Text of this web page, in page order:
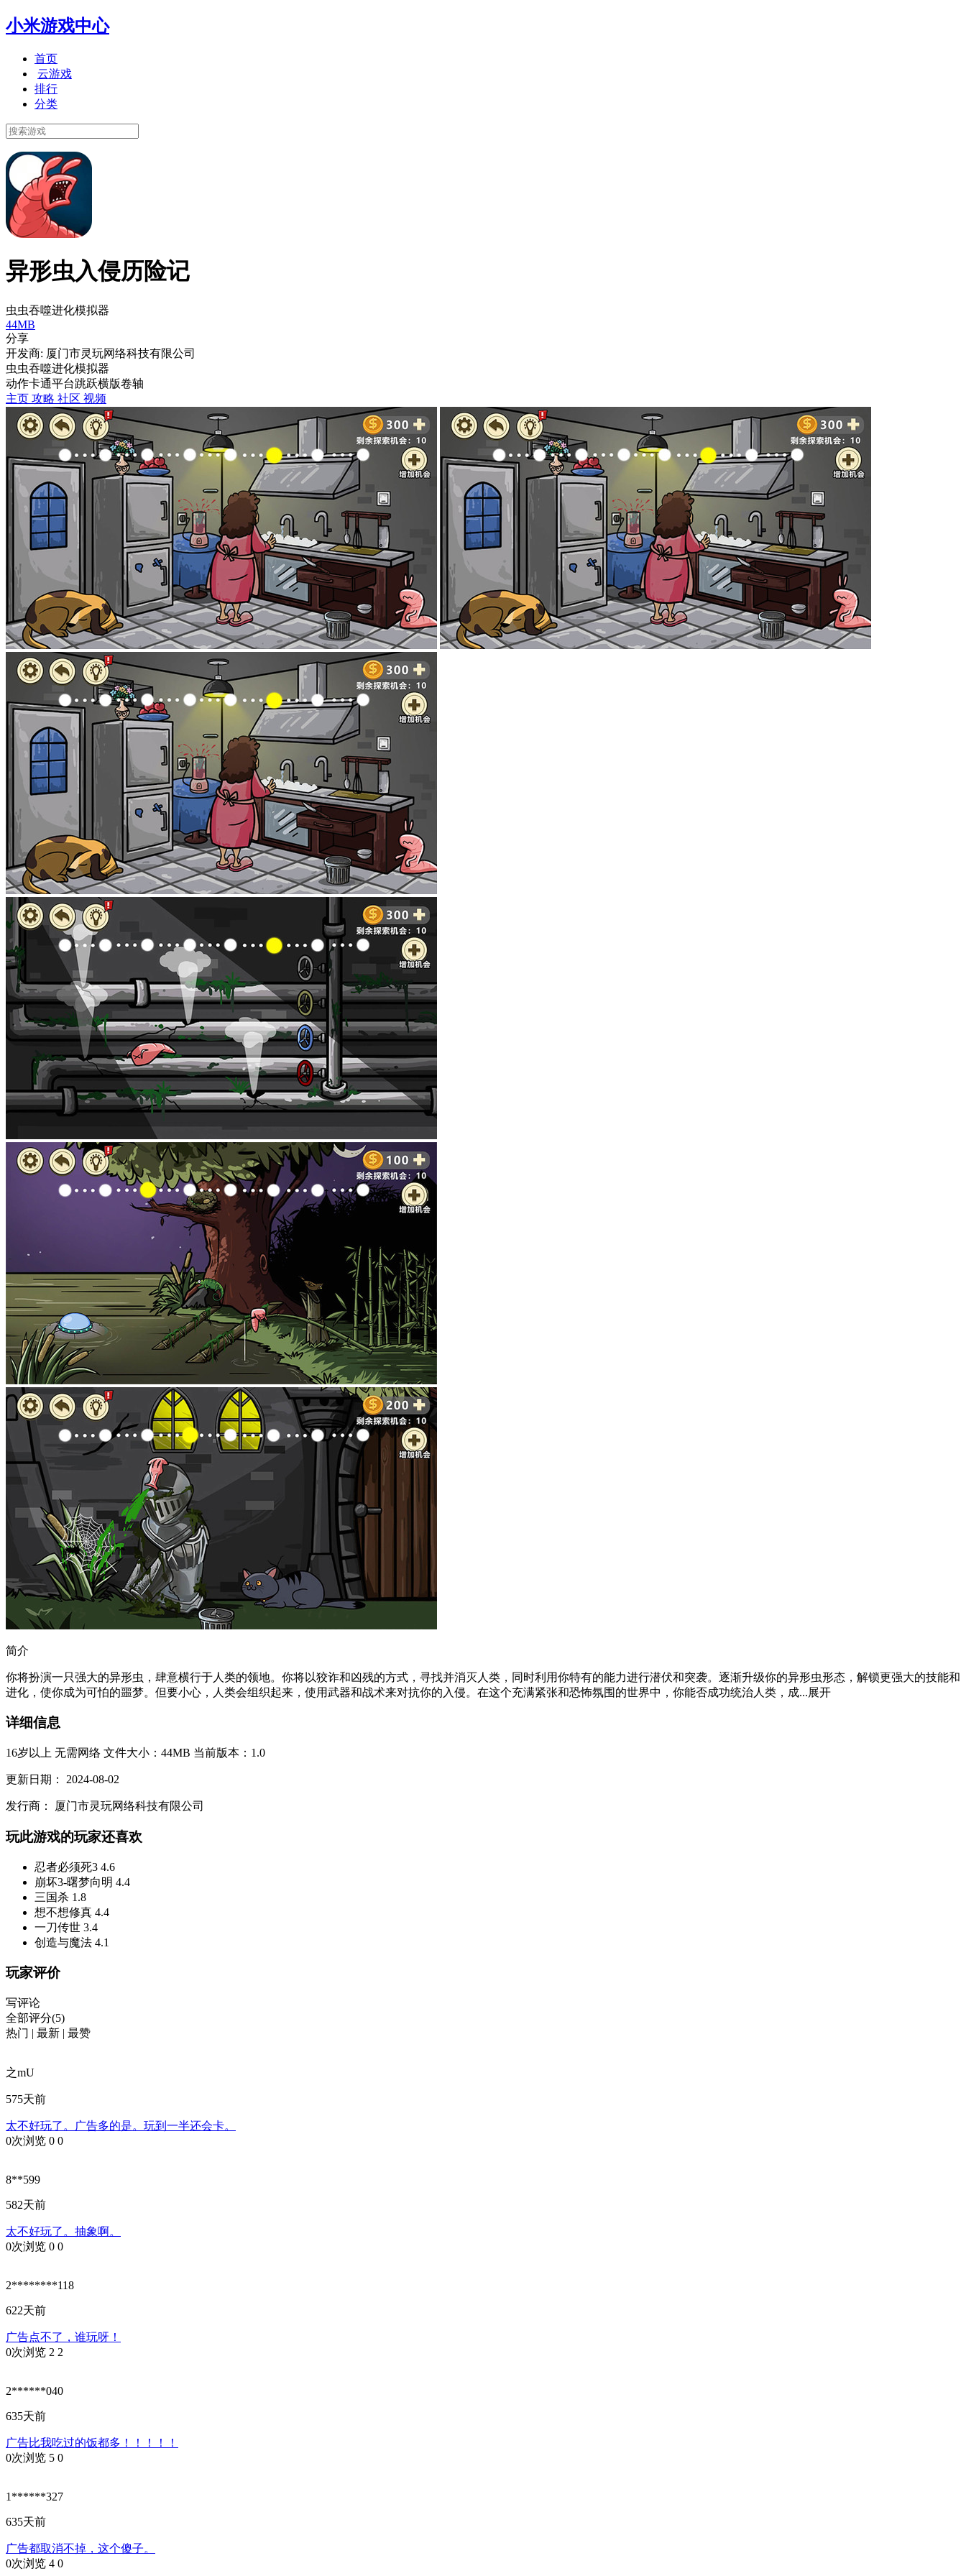
小米游戏中心
首页
云游戏
排行
分类
异形虫入侵历险记
虫虫吞噬进化模拟器
44MB
分享
开发商: 厦门市灵玩网络科技有限公司
虫虫吞噬进化模拟器
动作卡通平台跳跃横版卷轴
主页 攻略 社区 视频
简介
你将扮演一只强大的异形虫，肆意横行于人类的领地。你将以狡诈和凶残的方式，寻找并消灭人类，同时利用你特有的能力进行潜伏和突袭。逐渐升级你的异形虫形态，解锁更强大的技能和
进化，使你成为可怕的噩梦。但要小心，人类会组织起来，使用武器和战术来对抗你的入侵。在这个充满紧张和恐怖氛围的世界中，你能否成功统治人类，成...展开
详细信息
16岁以上 无需网络 文件大小：44MB 当前版本：1.0
更新日期： 2024-08-02
发行商： 厦门市灵玩网络科技有限公司
玩此游戏的玩家还喜欢
忍者必须死3 4.6
崩坏3-曙梦向明 4.4
三国杀 1.8
想不想修真 4.4
一刀传世 3.4
创造与魔法 4.1
玩家评价
写评论
全部评分(5)
热门 | 最新 | 最赞
之mU
575天前
太不好玩了。广告多的是。玩到一半还会卡。
0次浏览 0 0
8**599
582天前
太不好玩了。抽象啊。
0次浏览 0 0
2********118
622天前
广告点不了，谁玩呀！
0次浏览 2 2
2******040
635天前
广告比我吃过的饭都多！！！！！
0次浏览 5 0
1******327
635天前
广告都取消不掉，这个傻子。
0次浏览 4 0